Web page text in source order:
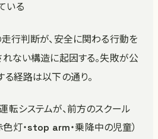
いる
行判断が、安全に関わる行動を
ない構造に起因する。失敗が公
経路は以下の通り。
転システムが、前方のスクール
色灯・stop arm・乗降中の児童）